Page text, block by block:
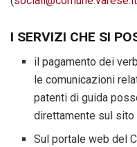
I SERVIZI CHE SI
il pagamento dei
le comunicazioni
patenti di guida
direttamente sul sito
Sul portale web del